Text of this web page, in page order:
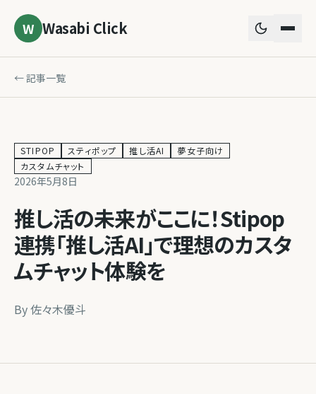
W Wasabi Click
← 記事一覧
STIPOP スティポップ 推し活AI
夢女子向け
カスタムチャット
2026年5月8日
推し活の未来がここに！Stipop
連携「推し活AI」で理想のカスタ
ムチャット体験を
By佐々木優斗